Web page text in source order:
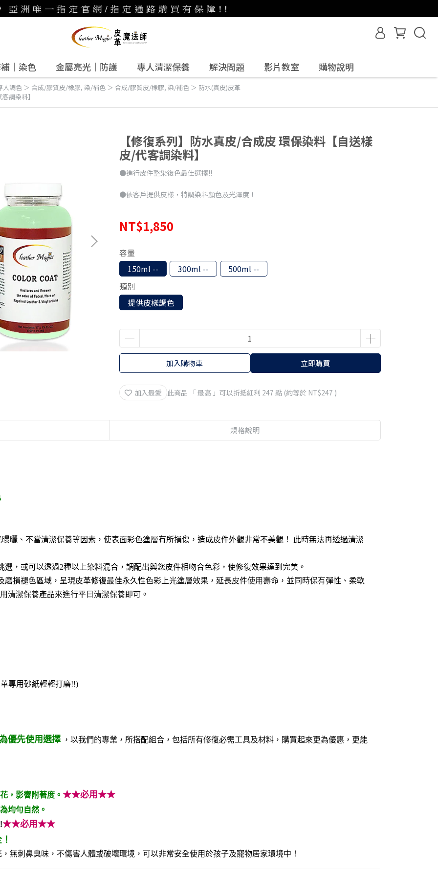
｜染色 金屬亮光｜防護 專人清潔保養 解決問題 影片教室 購物說明
人調色 ＞ 合成/膠質皮/橡膠, 染/補色 ＞ 合成/膠質皮/橡膠, 染/補色 ＞ 防水(真皮)皮革
調染料】
【修復系列】防水真皮/合成皮 環保染料【自送樣
皮/代客調染料】
●進行皮件整染復色最佳選擇!!
●依客戶提供皮樣，特調染料顏色及光澤度！
NT$1,850
容量
150ml --
300ml --
500ml --
類別
提供皮樣調色
加入購物車 立即購買
加入最愛 此商品 「 最高 」可以折抵紅利 247 點 (約等於 NT$247 )
規格說明
曬、不當清潔保養等因素，使表面彩色塗層有所損傷，造成皮件外觀非常不美觀！ 此時無法再透過清潔
選，或可以透過2種以上染料混合，調配出與您皮件相吻合色彩，使修復效果達到完美。
磨損褪色區域，呈現皮革修復最佳永久性色彩上光塗層效果，延長皮件使用壽命，並同時保有彈性、柔軟
清潔保養產品來進行平日清潔保養即可。
專用砂紙輕輕打磨!!)
優先使用選擇 ，以我們的專業，所搭配組合，包括所有修復必需工具及材料，購買起來更為優惠，更能
，影響附著度。 ★★必用★★
均勻自然。
★★必用★★
無刺鼻臭味，不傷害人體或破壞環境，可以非常安全使用於孩子及寵物居家環境中！